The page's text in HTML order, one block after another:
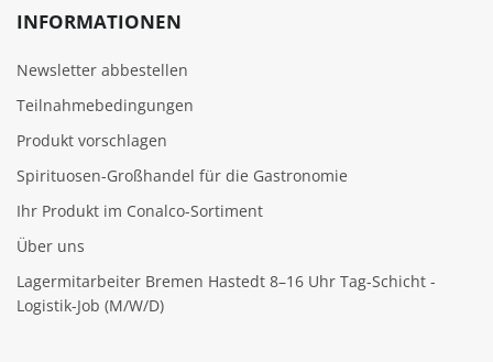
INFORMATIONEN
Newsletter abbestellen
Teilnahmebedingungen
Produkt vorschlagen
Spirituosen-Großhandel für die Gastronomie
Ihr Produkt im Conalco-Sortiment
Über uns
Lagermitarbeiter Bremen Hastedt 8–16 Uhr Tag-Schicht -
Logistik-Job (M/W/D)